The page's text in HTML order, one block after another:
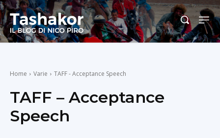
Home Varie TAFF - Acceptance Speech
TAFF – Acceptance
Speech